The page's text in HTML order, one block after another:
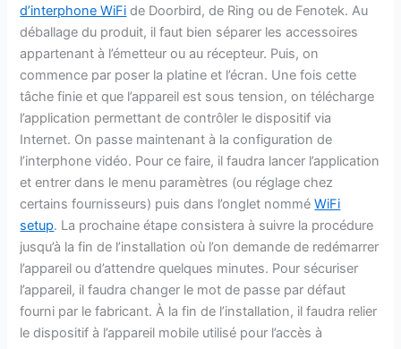
d’interphone WiFi de Doorbird, de Ring ou de Fenotek. Au
déballage du produit, il faut bien séparer les accessoires
appartenant à l’émetteur ou au récepteur. Puis, on
commence par poser la platine et l’écran. Une fois cette
tâche finie et que l’appareil est sous tension, on télécharge
l’application permettant de contrôler le dispositif via
Internet. On passe maintenant à la configuration de
l’interphone vidéo. Pour ce faire, il faudra lancer l’application
et entrer dans le menu paramètres (ou réglage chez
certains fournisseurs) puis dans l’onglet nomméWiFi
setup. La prochaine étape consistera à suivre la procédure
jusqu’à la fin de l’installation où l’on demande de redémarrer
l’appareil ou d’attendre quelques minutes. Pour sécuriser
l’appareil, il faudra changer le mot de passe par défaut
fourni par le fabricant. À la fin de l’installation, il faudra relier
le dispositif à l’appareil mobile utilisé pour l’accès à